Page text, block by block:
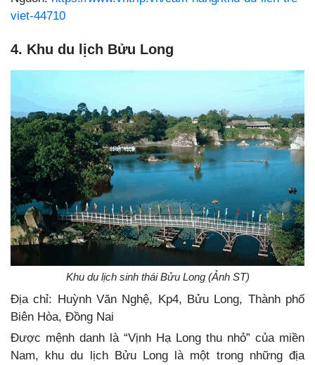
viet-44710
4. Khu du lịch Bửu Long
Khu du lịch sinh thái Bửu Long (Ảnh ST)
Địa chỉ: Huỳnh Văn Nghệ, Kp4, Bửu Long, Thành phố
Biên Hòa, Đồng Nai
Được mệnh danh là “Vịnh Hạ Long thu nhỏ” của miền
Nam, khu du lịch Bửu Long là một trong những địa